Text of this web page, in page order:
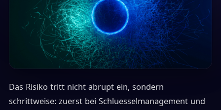
Das Risiko tritt nicht abrupt ein, sondern
schrittweise: zuerst bei Schluesselmanagement und